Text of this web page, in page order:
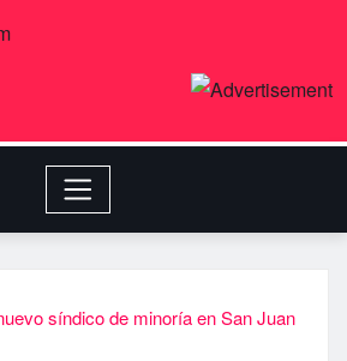
sí­ndico de minorí­a en San Juan